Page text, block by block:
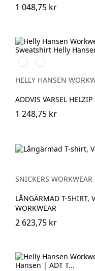
1 048,75 kr
360
YELLOW
260
ORANGE
HELLY HANSEN
ADDVIS VARSEL
1 248,75 kr
SNICKERS WORKWEAR
LÅNGÄRMAD T-SHIRT,
WORKWEAR
2 623,75 kr